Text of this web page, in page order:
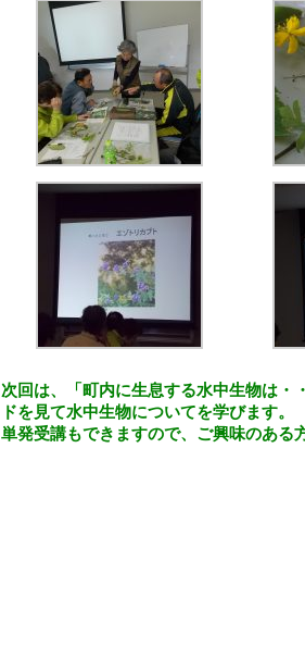
次回は、「町内に生息する水中生物は・
ドを見て水中生物についてを学びます。
単発受講もできますので、ご興味のある